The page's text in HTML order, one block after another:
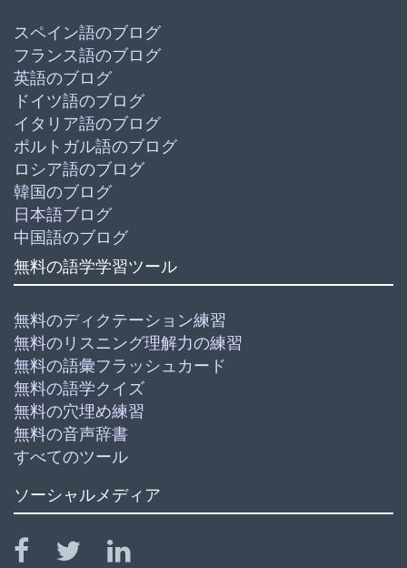
スペイン語のブログ
フランス語のブログ
英語のブログ
ドイツ語のブログ
イタリア語のブログ
ポルトガル語のブログ
ロシア語のブログ
韓国のブログ
日本語ブログ
中国語のブログ
無料の語学学習ツール
無料のディクテーション練習
無料のリスニング理解力の練習
無料の語彙フラッシュカード
無料の語学クイズ
無料の穴埋め練習
無料の音声辞書
すべてのツール
ソーシャルメディア